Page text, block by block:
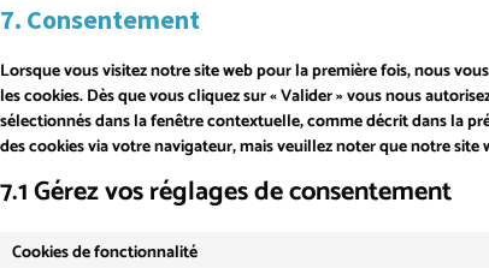
7. Consentement
Lorsque vous visitez notre site web pour la première fois, nous
les cookies. Dès que vous cliquez sur « Valider » vous nous
sélectionnés dans la fenêtre contextuelle, comme décrit dans la
des cookies via votre navigateur, mais veuillez noter que notre
7.1 Gérez vos réglages de consentement
Cookies de fonctionnalité